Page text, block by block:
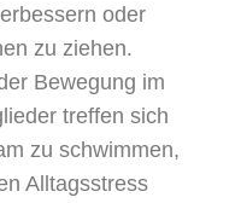
oder
zu ziehen.
Bewegung im
treffen sich
zu schwimmen,
Alltagsstress